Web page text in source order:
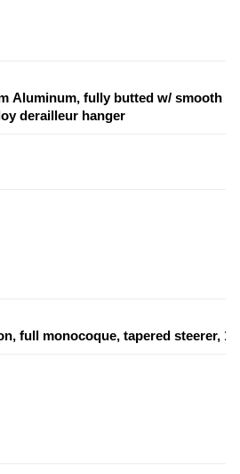
Aluminum, fully butted w/ smooth
derailleur hanger
full monocoque, tapered steerer,